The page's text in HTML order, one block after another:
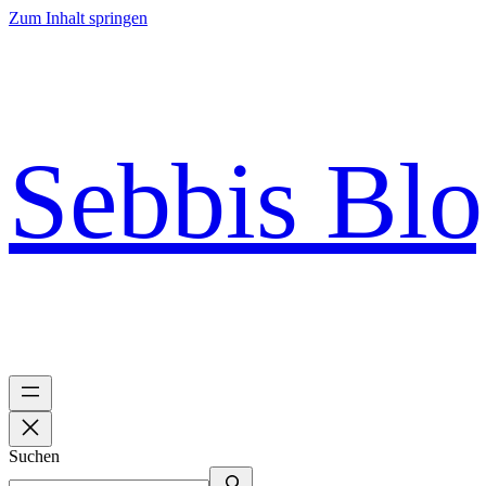
Zum Inhalt springen
Sebbis
Suchen